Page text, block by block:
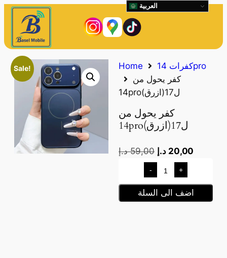
Sale! Home
كفرات 14pro
كفر يحول من
14proل17(ازرق)
كفر يحول من
14proل17(ازرق)
59,00 د.إ 20,00 د.إ
- +
اضف الى السلة
العربية